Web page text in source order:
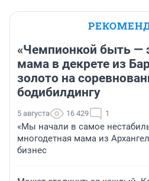
«Чемпионкой быть —
мама в декрете из
золото на
бодибилдингу
5 августа 16 429 1
«Мы начали в самое
многодетная мама из
бизнес